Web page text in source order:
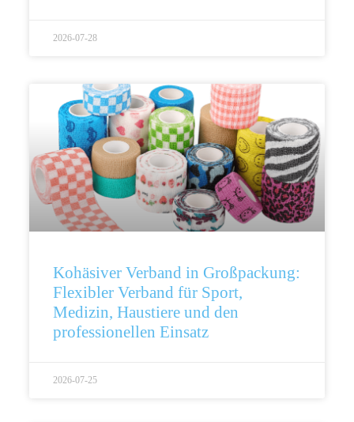
2026-07-28
Kohäsiver Verband in Großpackung:
Flexibler Verband für Sport,
Medizin, Haustiere und den
professionellen Einsatz
2026-07-25